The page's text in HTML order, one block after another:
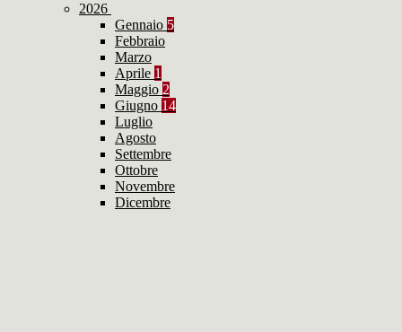
2026
Gennaio 5
Febbraio
Marzo
Aprile 1
Maggio 2
Giugno 14
Luglio
Agosto
Settembre
Ottobre
Novembre
Dicembre